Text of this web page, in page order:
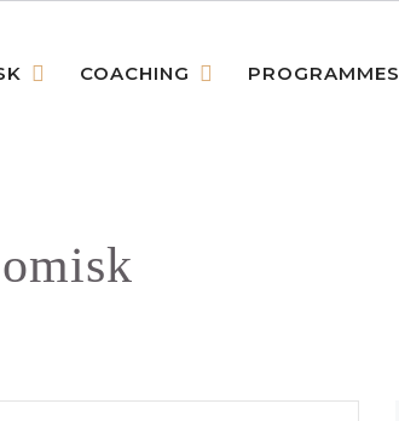
COACHING PROGRAMMES